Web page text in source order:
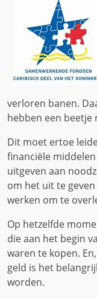
verloren banen.
hebben een beetje
Dit moet ertoe
financiële
uitgeven aan
om het uit te
werken om te
Op hetzelfde
die aan het begin
waren te kopen.
geld is het
worden.